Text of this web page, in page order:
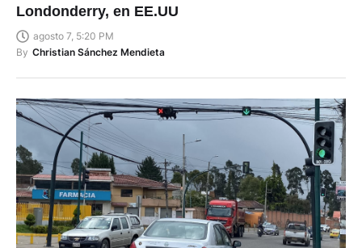
Londonderry, en EE.UU
agosto 7, 5:20 PM
By Christian Sánchez Mendieta